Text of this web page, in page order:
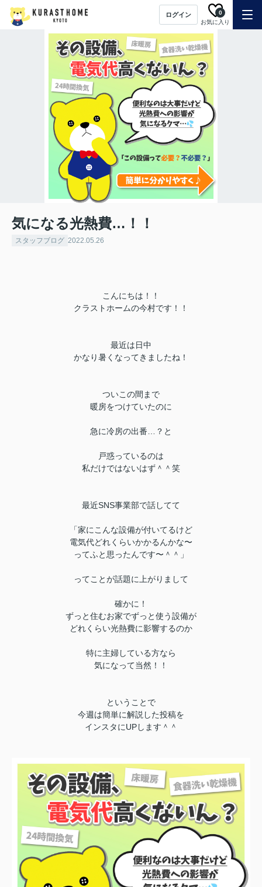
ログイン
お気に入り
0
気になる光熱費…！！
スタッフブログ 2022.05.26
こんにちは！！
クラストホームの今村です！！
最近は日中
かなり暑くなってきましたね！
ついこの間まで
暖房をつけていたのに
急に冷房の出番…？と
戸惑っているのは
私だけではないはず＾＾笑
最近SNS事業部で話してて
「家にこんな設備が付いてるけど
電気代どれくらいかかるんかな〜
ってふと思ったんです〜＾＾」
ってことが話題に上がりまして
確かに！
ずっと住むお家でずっと使う設備が
どれくらい光熱費に影響するのか
特に主婦している方なら
気になって当然！！
ということで
今週は簡単に解説した投稿を
インスタにUPします＾＾